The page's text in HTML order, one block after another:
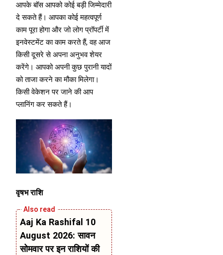
आपके बॉस आपको कोई बड़ी जिम्मेदारी
दे सकते हैं। आपका कोई महत्वपूर्ण
काम पूरा होगा और जो लोग प्रॉपर्टी में
इनवेस्टमेंट का काम करते हैं, वह आज
किसी दूसरे से अपना अनुभव शेयर
करेंगे। आपको अपनी कुछ पुरानी यादों
को ताजा करने का मौका मिलेगा।
किसी वेकेशन पर जाने की आप
प्लानिंग कर सकते हैं।
वृषभ राशि
Aaj Ka Rashifal 10
August 2026: सावन
सोमवार पर इन राशियों की